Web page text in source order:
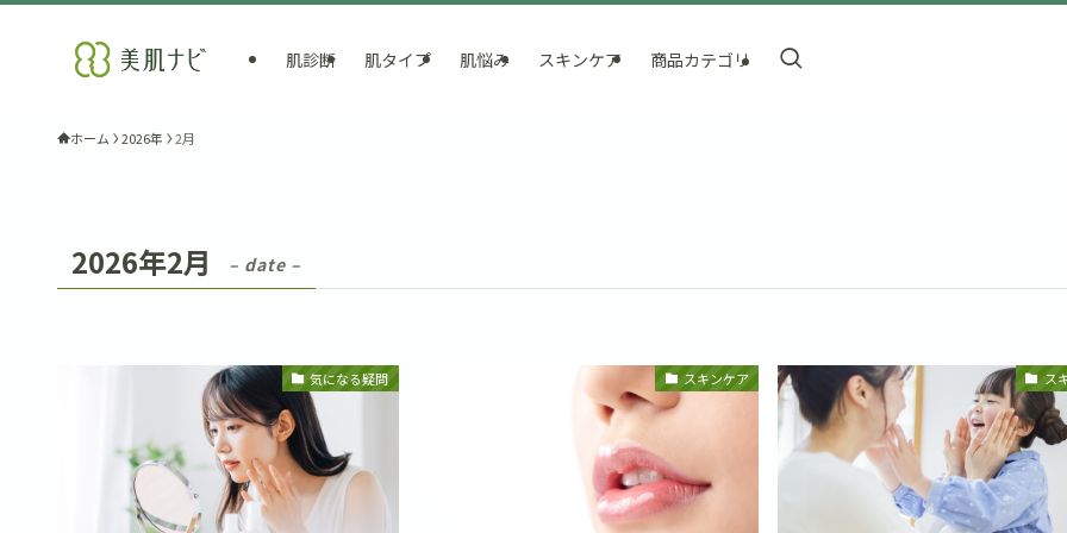
肌診断 肌タイプ 肌悩み スキンケア 商品カテゴリ
ホーム 2026年 2月
2026年2月 – date –
気になる疑問 スキンケア ス